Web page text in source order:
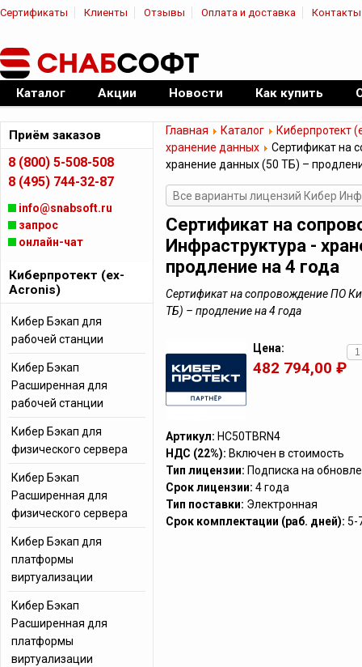
Сертификаты Клиенты Отзывы Оплата и доставка Контакты
Официальный дилер ПО
Каталог Акции Новости Как купить
Главная Каталог
Киберпротект
хранение данных
Сертификат на
хранение данных (50 ТБ) –
Все варианты лицензий Кибер
Сертификат на
Инфраструктура -
продление на 4 года
Сертификат на сопровождение ПО
ТБ) – продление на 4 года
Цена:
482 794,00 ₽
Артикул: HC50TBRN4
НДС (22%): Включен в стоимость
Тип лицензии: Подписка на
Срок лицензии: 4 года
Тип поставки: Электронная
Срок комплектации (раб. дней): 5-
Приём заказов
8 (800) 5-508-508
8 (495) 744-32-87
info@snabsoft.ru
запрос
онлайн-чат
Киберпротект (ex-
Acronis)
Кибер Бэкап для
рабочей станции
Кибер Бэкап
Расширенная для
рабочей станции
Кибер Бэкап для
физического сервера
Кибер Бэкап
Расширенная для
физического сервера
Кибер Бэкап для
платформы
виртуализации
Кибер Бэкап
Расширенная для
платформы
виртуализации